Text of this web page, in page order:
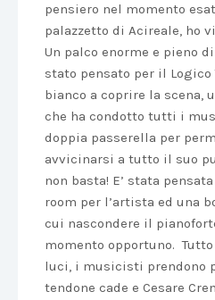
pensiero nel momento
palazzetto di Acireale, ho
Un palco enorme e pieno
stato pensato per il Logico
bianco a coprire la scena,
che ha condotto tutti i
doppia passerella per
avvicinarsi a tutto il suo
non basta! E’ stata
room per l’artista ed una
cui nascondere il
momento opportuno.
luci, i musicisti prendono
tendone cade e Cesare